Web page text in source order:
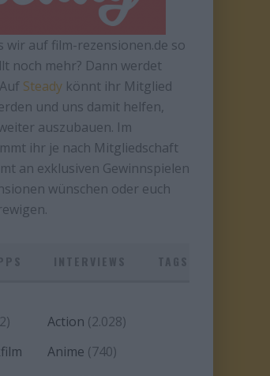
wir auf film-rezensionen.de so
noch mehr? Dann werdet
Steady könnt ihr Mitglied
und uns damit helfen,
auszubauen. Im
ihr je nach Mitgliedschaft
an exklusiven Gewinnspielen
wünschen oder euch
Action (2.028)
Anime (740)